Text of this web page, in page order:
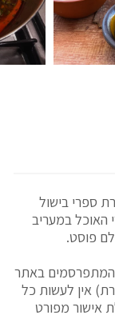
ספרי בישול
האוכל במעריב
פוסט.
המתפרסמים באתר
אין לעשות כל
אישור מפורט